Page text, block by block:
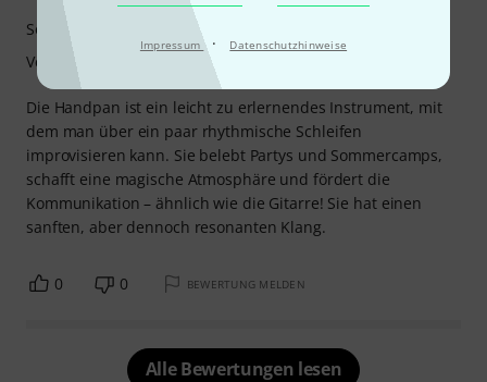
Impressum · Datenschutzhinweise
Die Handpan ist ein leicht zu erlernendes Instrument, mit
dem man über ein paar rhythmische Schleifen
improvisieren kann. Sie belebt Partys und Sommercamps,
schafft eine magische Atmosphäre und fördert die
Kommunikation – ähnlich wie die Gitarre! Sie hat einen
sanften, aber dennoch resonanten Klang.
Sound
Verarbeitung
0 0 BEWERTUNG MELDEN
Alle Bewertungen lesen